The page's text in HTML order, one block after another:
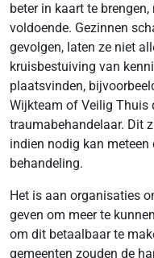
beter in kaart te
voldoende. Gezinnen
gevolgen, laten ze niet
kruisbestuiving van
plaatsvinden,
Wijkteam of Veilig Thuis
traumabehandelaar. Dit
indien nodig kan
behandeling.
Het is aan organisaties
geven om meer te
om dit betaalbaar te
gemeenten zouden de